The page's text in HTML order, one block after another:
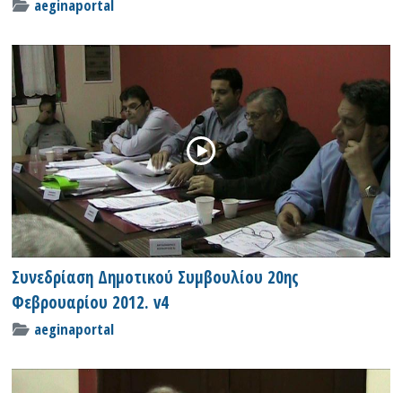
aeginaportal
Συνεδρίαση Δημοτικού Συμβουλίου 20ης
Φεβρουαρίου 2012. v4
aeginaportal